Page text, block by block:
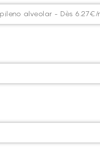
alveolar - Dès 6.27€/